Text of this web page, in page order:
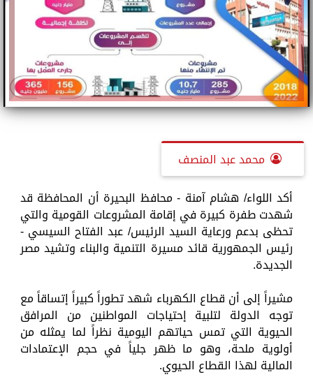
محمد عبد المنصف
أكد اللواء/ هشام آمنة - محافظ البحيرة أن المحافظة قد
شهدت طفرة كبيرة في إقامة المشروعات القومية والتي
تحظى بدعم ورعاية السيد الرئيس/ عبد الفتاح السيسي -
رئيس الجمهورية قائد مسيرة التنمية والبناء وتشيد مصر
الجديدة.
مشيراً إلى أن قطاع الكهرباء شهد تطوراً كبيراً إتساقاً مع
توجه الدولة لتلبية إحتياجات المواطنين من المرافق
الحيوية التي تمس حياتهم اليومية نظراً لما يمثله من
أولوية ملحة، وهو ما ظهر جلياً في حجم الإعتمادات
المالية لهذا القطاع الحيوي.